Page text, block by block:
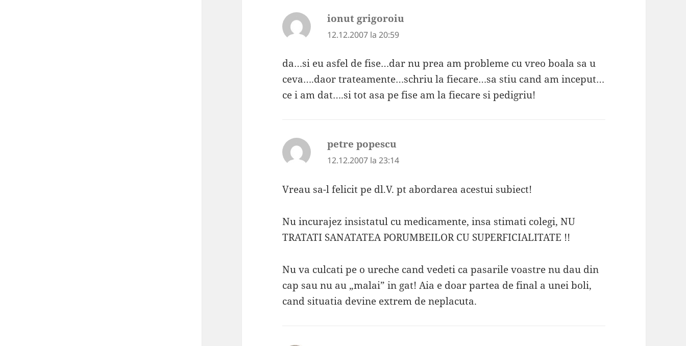
ionut grigoroiu
12.12.2007 la 20:59
da…si eu asfel de fise…dar nu prea am probleme cu vreo boala sa u
ceva….daor trateamente…schriu la fiecare…sa stiu cand am inceput…
ce i am dat….si tot asa pe fise am la fiecare si pedigriu!
petre popescu
12.12.2007 la 23:14
Vreau sa-l felicit pe dl.V. pt abordarea acestui subiect!
Nu incurajez insistatul cu medicamente, insa stimati colegi, NU
TRATATI SANATATEA PORUMBEILOR CU SUPERFICIALITATE !!
Nu va culcati pe o ureche cand vedeti ca pasarile voastre nu dau din
cap sau nu au „malai” in gat! Aia e doar partea de final a unei boli,
cand situatia devine extrem de neplacuta.